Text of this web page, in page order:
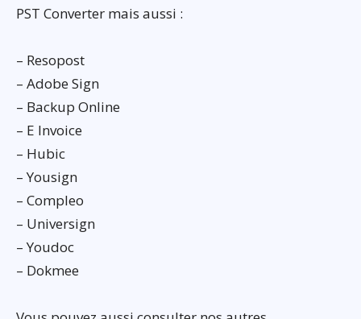
PST Converter mais aussi :
– Resopost
– Adobe Sign
– Backup Online
– E Invoice
– Hubic
– Yousign
– Compleo
– Universign
– Youdoc
– Dokmee